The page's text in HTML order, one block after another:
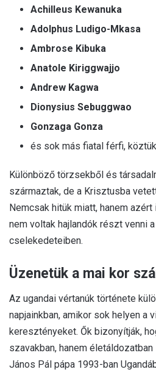
Achilleus Kewanuka
Adolphus Ludigo-Mkasa
Ambrose Kibuka
Anatole Kiriggwajjo
Andrew Kagwa
Dionysius Sebuggwao
Gonzaga Gonza
és sok más fiatal férfi,
Különböző törzsekből és
származtak, de a Krisztusba
Nemcsak hitük miatt, hanem
nem voltak hajlandók részt venni
cselekedeteiben.
Üzenetük a mai kor
Az ugandai vértanúk története
napjainkban, amikor sok helyen a
keresztényeket. Ők bizonyítják,
szavakban, hanem
János Pál pápa 1993-ban